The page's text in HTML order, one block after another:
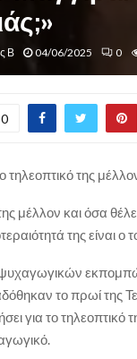
Β 04/06/2025 0
0
της
μέλλον και όσα
της είναι
το πρωί της
για το